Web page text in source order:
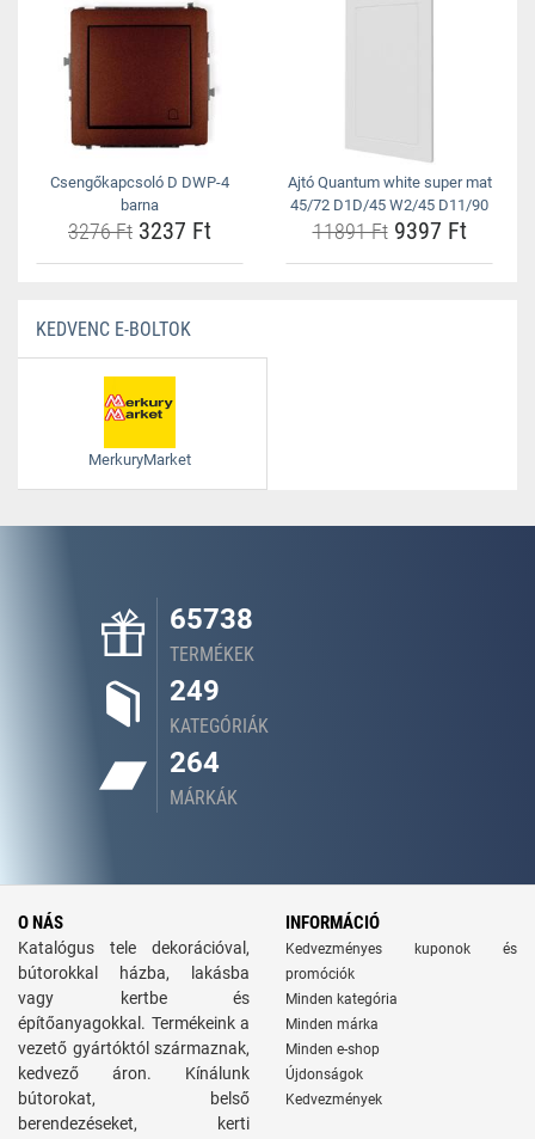
Csengőkapcsoló D DWP-4
barna
3276 Ft 3237 Ft
Ajtó Quantum white super mat
45/72 D1D/45 W2/45 D11/90
11891 Ft9397 Ft
KEDVENC E-BOLTOK
MerkuryMarket
65738
TERMÉKEK
249
KATEGÓRIÁK
264
MÁRKÁK
O NÁS
Katalógus tele dekorációval,
bútorokkal házba, lakásba
vagy kertbe és
építőanyagokkal. Termékeink a
vezető gyártóktól származnak,
kedvező áron. Kínálunk
bútorokat, belső
berendezéseket, kerti
INFORMÁCIÓ
Kedvezményes kuponok és
promóciók
Minden kategória
Minden márka
Minden e-shop
Újdonságok
Kedvezmények